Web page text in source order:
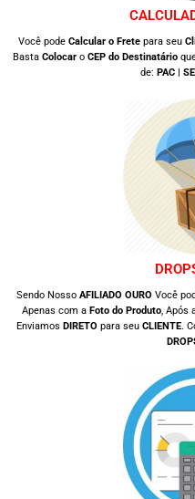
Você pode Calcular o Frete para seu
Basta Colocar o CEP do Destinatário
de: PAC |
Sendo Nosso AFILIADO OURO Você
Apenas com a Foto do Produto, Após
Enviamos DIRETO para seu CLIENTE.